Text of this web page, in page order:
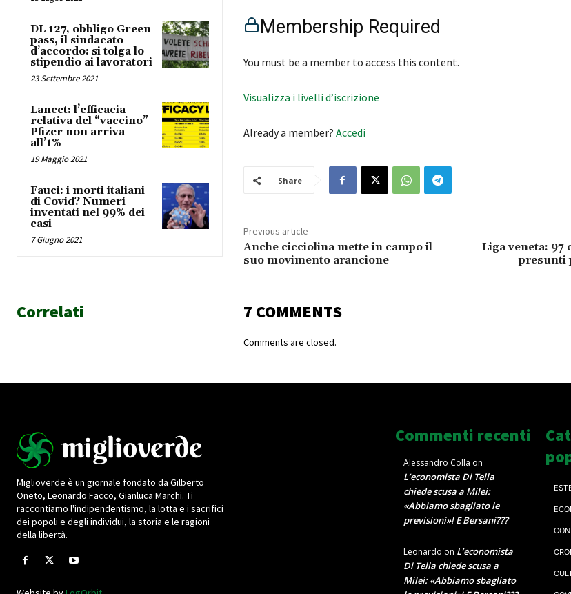
DL 127, obbligo Green
pass, il sindacato
d’accordo: si tolga lo
stipendio ai lavoratori
23 Settembre 2021
Lancet: l’efficacia
relativa del “vaccino”
Pfizer non arriva
all’1%
19 Maggio 2021
Fauci: i morti italiani
di Covid? Numeri
inventati nel 99% dei
casi
7 Giugno 2021
Membership Required
You must be a member to access this content.
Visualizza i livelli d’iscrizione
Already a member? Accedi
Share
Previous article
Anche cicciolina mette in campo il
suo movimento arancione
Liga veneta: 97
presunti
Correlati 7 COMMENTS
Comments are closed.
Miglioverde è un giornale fondato da Gilberto
Oneto, Leonardo Facco, Gianluca Marchi. Ti
raccontiamo l'indipendentismo, la lotta e i sacrifici
dei popoli e degli individui, la storia e le ragioni
della libertà.
Commenti recenti
Alessandro Colla on
L’economista Di Tella
chiede scusa a Milei:
«Abbiamo sbagliato le
previsioni»! E Bersani???
Leonardo on L’economista
Di Tella chiede scusa a
Milei: «Abbiamo sbagliato